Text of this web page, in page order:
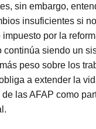
sin embargo,
insuficientes si
por la
continúa siendo un
peso sobre los
a extender la
las AFAP como